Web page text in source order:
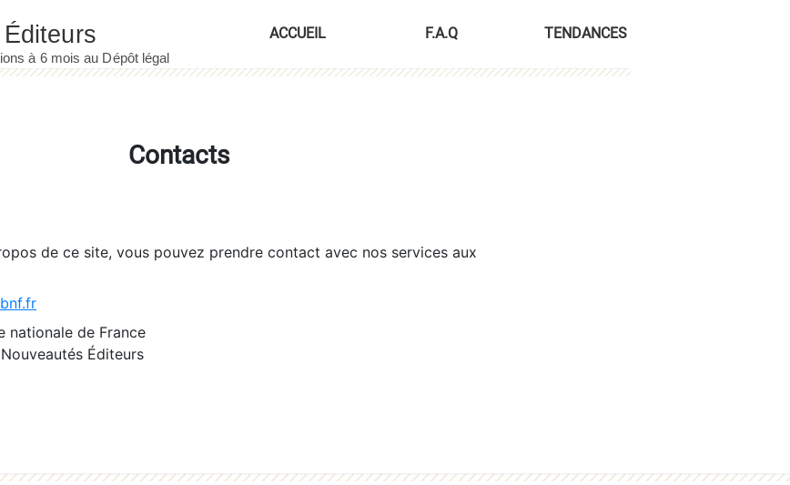
ACCUEIL F.A.Q TENDANCES
Contacts
de ce site, vous pouvez prendre contact avec nos services aux
nationale de France
Éditeurs